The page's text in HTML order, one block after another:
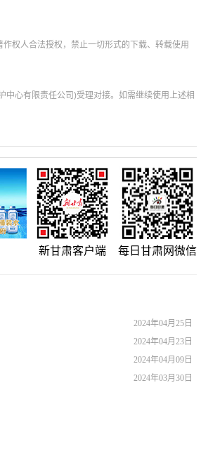
权人合法授权，禁止一切形式的下载、转载使用
心有限责任公司)受理对接。如需继续使用上述相
新甘肃客户端 每日甘肃网微信
2024年04月25日
2024年04月23日
2024年04月09日
2024年03月30日